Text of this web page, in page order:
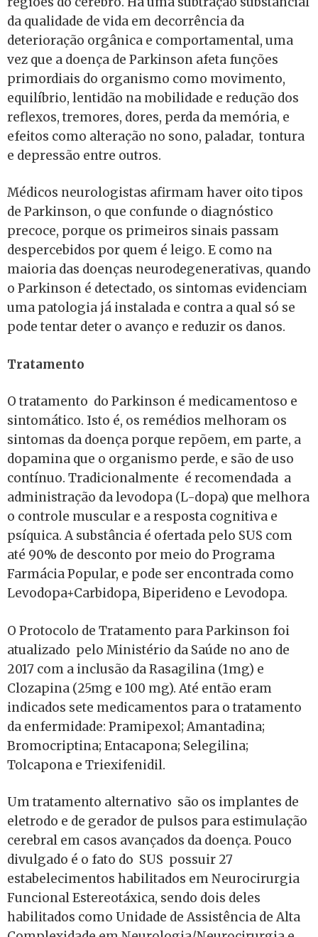
da qualidade de vida em decorrência da
deterioração orgânica e comportamental, uma
vez que a doença de Parkinson afeta funções
primordiais do organismo como movimento,
equilíbrio, lentidão na mobilidade e redução dos
reflexos, tremores, dores, perda da memória, e
efeitos como alteração no sono, paladar, tontura
e depressão entre outros.
Médicos neurologistas afirmam haver oito tipos
de Parkinson, o que confunde o diagnóstico
precoce, porque os primeiros sinais passam
despercebidos por quem é leigo. E como na
maioria das doenças neurodegenerativas, quando
o Parkinson é detectado, os sintomas evidenciam
uma patologia já instalada e contra a qual só se
pode tentar deter o avanço e reduzir os danos.
Tratamento
O tratamento do Parkinson é medicamentoso e
sintomático. Isto é, os remédios melhoram os
sintomas da doença porque repõem, em parte, a
dopamina que o organismo perde, e são de uso
contínuo. Tradicionalmente é recomendada a
administração da levodopa (L-dopa) que melhora
o controle muscular e a resposta cognitiva e
psíquica. A substância é ofertada pelo SUS com
até 90% de desconto por meio do Programa
Farmácia Popular, e pode ser encontrada como
Levodopa+Carbidopa, Biperideno e Levodopa.
O Protocolo de Tratamento para Parkinson foi
atualizado pelo Ministério da Saúde no ano de
2017 com a inclusão da Rasagilina (1mg) e
Clozapina (25mg e 100 mg). Até então eram
indicados sete medicamentos para o tratamento
da enfermidade: Pramipexol; Amantadina;
Bromocriptina; Entacapona; Selegilina;
Tolcapona e Triexifenidil.
Um tratamento alternativo são os implantes de
eletrodo e de gerador de pulsos para estimulação
cerebral em casos avançados da doença. Pouco
divulgado é o fato do SUS possuir 27
estabelecimentos habilitados em Neurocirurgia
Funcional Estereotáxica, sendo dois deles
habilitados como Unidade de Assistência de Alta